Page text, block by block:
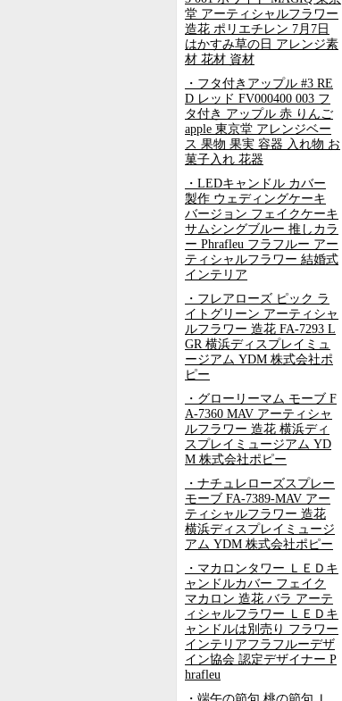
堂 アーティシャルフラワー
造花 ポリエチレン 7月7日
はかすみ草の日 アレンジ素
材 花材 資材
・フタ付きアップル #3 RE
D レッド FV000400 003 フ
タ付き アップル 赤 りんご
apple 東京堂 アレンジベー
ス 果物 果実 容器 入れ物 お
菓子入れ 花器
・LEDキャンドル カバー
製作 ウェディングケーキ
バージョン フェイクケーキ
サムシングブルー 推しカラ
ー Phrafleu フラフルー アー
ティシャルフラワー 結婚式
インテリア
・フレアローズ ピック ラ
イトグリーン アーティシャ
ルフラワー 造花 FA-7293 L
GR 横浜ディスプレイミュ
ージアム YDM 株式会社ポ
ピー
・グローリーマム モーブ F
A-7360 MAV アーティシャ
ルフラワー 造花 横浜ディ
スプレイミュージアム YD
M 株式会社ポピー
・ナチュレローズスプレー
モーブ FA-7389-MAV アー
ティシャルフラワー 造花
横浜ディスプレイミュージ
アム YDM 株式会社ポピー
・マカロンタワー ＬＥＤキ
ャンドルカバー フェイク
マカロン 造花 バラ アーテ
ィシャルフラワー ＬＥＤキ
ャンドルは別売り フラワー
インテリアフラフルーデザ
イン協会 認定デザイナー P
hrafleu